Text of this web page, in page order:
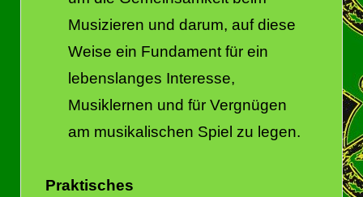
Musizieren und darum, auf diese
Weise ein Fundament für ein
lebenslanges Interesse,
Musiklernen und für Vergnügen
am musikalischen Spiel zu legen.
Praktisches